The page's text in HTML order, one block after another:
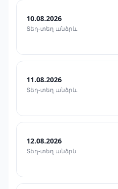
10.08.2026
Տեղ-տեղ անձրև
11.08.2026
Տեղ-տեղ անձրև
12.08.2026
Տեղ-տեղ անձրև